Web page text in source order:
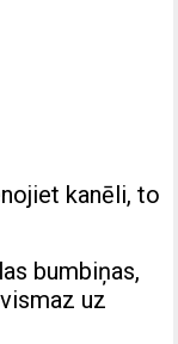
kanēli, to
bumbiņas,
uz